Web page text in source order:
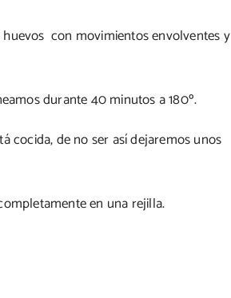
con movimientos envolventes y
durante 40 minutos a 180º.
cocida, de no ser así dejaremos unos
en una rejilla.